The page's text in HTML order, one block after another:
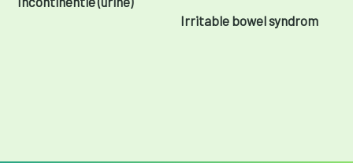
Irritable bowel syndrom